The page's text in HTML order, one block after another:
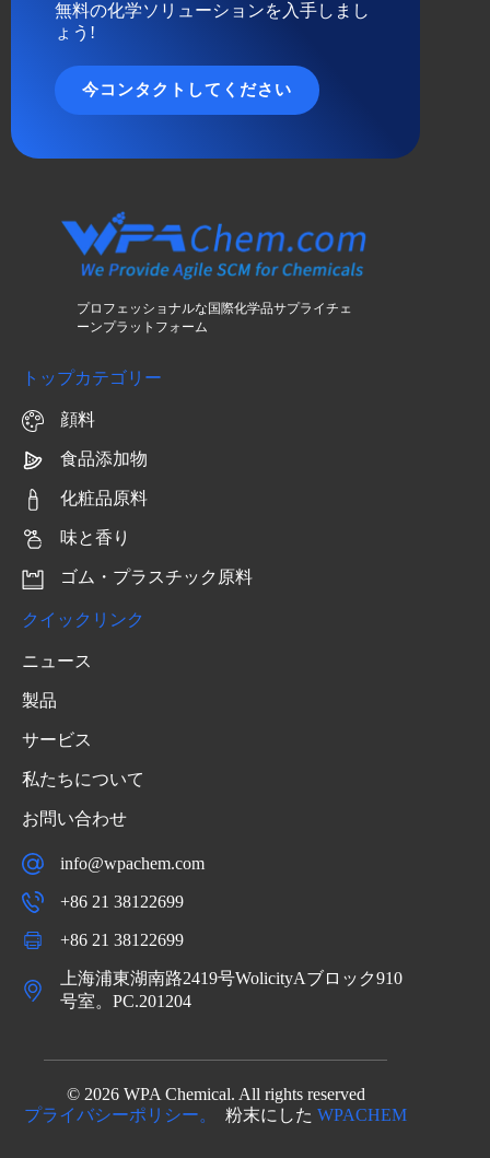
無料の化学ソリューションを入手しまし
ょう!
今コンタクトしてください
プロフェッショナルな国際化学品サプライチェ
ーンプラットフォーム
トップカテゴリー
顔料
食品添加物
化粧品原料
味と香り
ゴム・プラスチック原料
クイックリンク
ニュース
製品
サービス
私たちについて
お問い合わせ
info@wpachem.com
+86 21 38122699
+86 21 38122699
上海浦東湖南路2419号WolicityAブロック910
号室。PC.201204
© 2026 WPA Chemical. All rights reserved
プライバシーポリシー。粉末にしたWPACHEM